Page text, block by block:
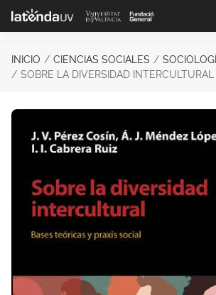
Saltar al contenido principal
INICIO CIENCIAS SOCIALES
SOBRE LA DIVERSIDAD INTERCULTURAL